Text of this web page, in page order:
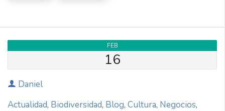
FEB
16
Daniel
Actualidad, Biodiversidad, Blog, Cultura, Negocios,